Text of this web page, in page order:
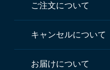
ご注文について
キャンセルについて
お届けについて